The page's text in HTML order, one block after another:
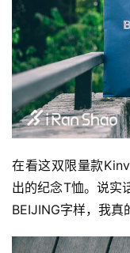
在看这双限量款
出的纪念T恤。说实
BEIJING字样，我真